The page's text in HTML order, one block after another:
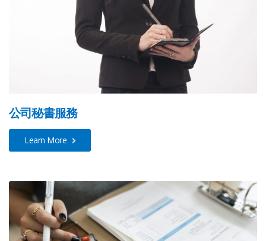
公司秘書服務
Learn More